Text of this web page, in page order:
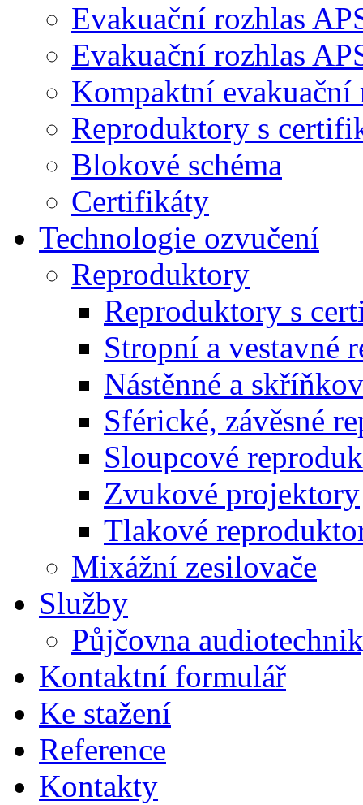
Evakuační rozhlas
Evakuační rozhlas
Kompaktní evakuační
Reproduktory s
Blokové schéma
Certifikáty
Technologie ozvučení
Reproduktory
Reproduktory s
Stropní a vestavné
Nástěnné a
Sférické, závěsné
Sloupcové
Zvukové projektory
Tlakové
Mixážní zesilovače
Služby
Půjčovna
Kontaktní formulář
Ke stažení
Reference
Kontakty